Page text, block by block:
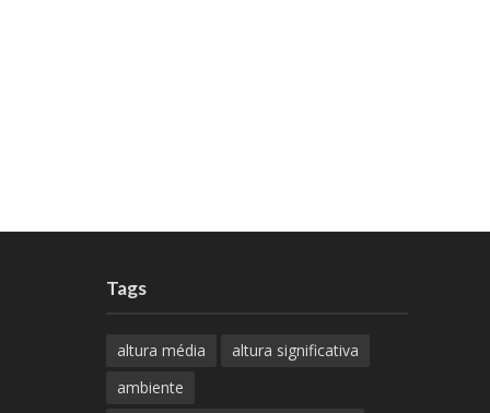
Tags
altura média
altura significativa
ambiente